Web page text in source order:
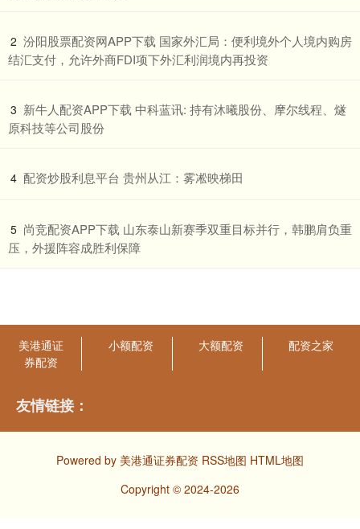
2 ​汾阳股票配资网APP下载 国家外汇局：便利境外个人境内购房
结汇支付，允许外商FDI项下外汇利润境内再投资
3 ​新牛人配资APP下载 中科蓝讯: 持有沐曦股份、摩尔线程、燧
原科技等公司股份
4 ​配资炒股利息平台 贵州从江：雾凇映梯田
5 ​尚竞配资APP下载 山东泰山新赛季双重目标并行，韩鹏肩负重
压，外援阵容成胜利保障
美港通证
券配资
小额配资 大额配资 配资之家
友情链接：
Powered by 美港通证券配资 RSS地图 HTML地图
Copyright © 2024-2026